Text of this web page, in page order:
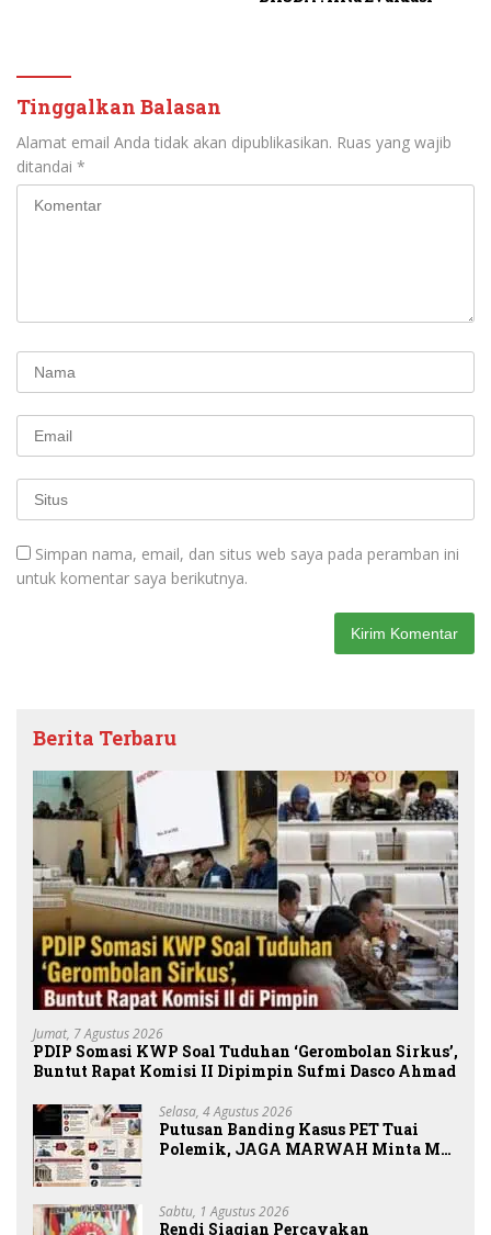
Tinggalkan Balasan
Alamat email Anda tidak akan dipublikasikan. Ruas yang wajib
ditandai *
Simpan nama, email, dan situs web saya pada peramban ini
untuk komentar saya berikutnya.
Berita Terbaru
Jumat, 7 Agustus 2026
PDIP Somasi KWP Soal Tuduhan ‘Gerombolan Sirkus’,
Buntut Rapat Komisi II Dipimpin Sufmi Dasco Ahmad
Selasa, 4 Agustus 2026
Putusan Banding Kasus PET Tuai
Polemik, JAGA MARWAH Minta MA
Sabtu, 1 Agustus 2026
Rendi Siagian Percayakan